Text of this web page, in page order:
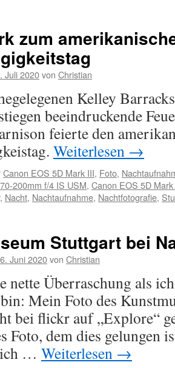
zum
Juli 2020von Christian
Kelley
beeindruckende
feierte den
Weiterlesen →
Canon EOS 5D Mark III, Foto,
200mm f/4 IS USM, Canon EOS 5D
, Nacht, Nachtaufnahme, Nachtfotografie,
Stuttgart bei
Juni 2020von Christian
nette Überraschung als
Mein Foto des
bei flickr auf „Explore“
Foto, dem dies gelungen
… Weiterlesen →